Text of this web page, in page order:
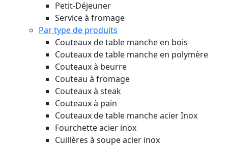
Petit-Déjeuner
Service à fromage
Par type de produits
Couteaux de table manche en bois
Couteaux de table manche en polymère
Couteaux à beurre
Couteau à fromage
Couteaux à steak
Couteaux à pain
Couteaux de table manche acier Inox
Fourchette acier inox
Cuillères à soupe acier inox